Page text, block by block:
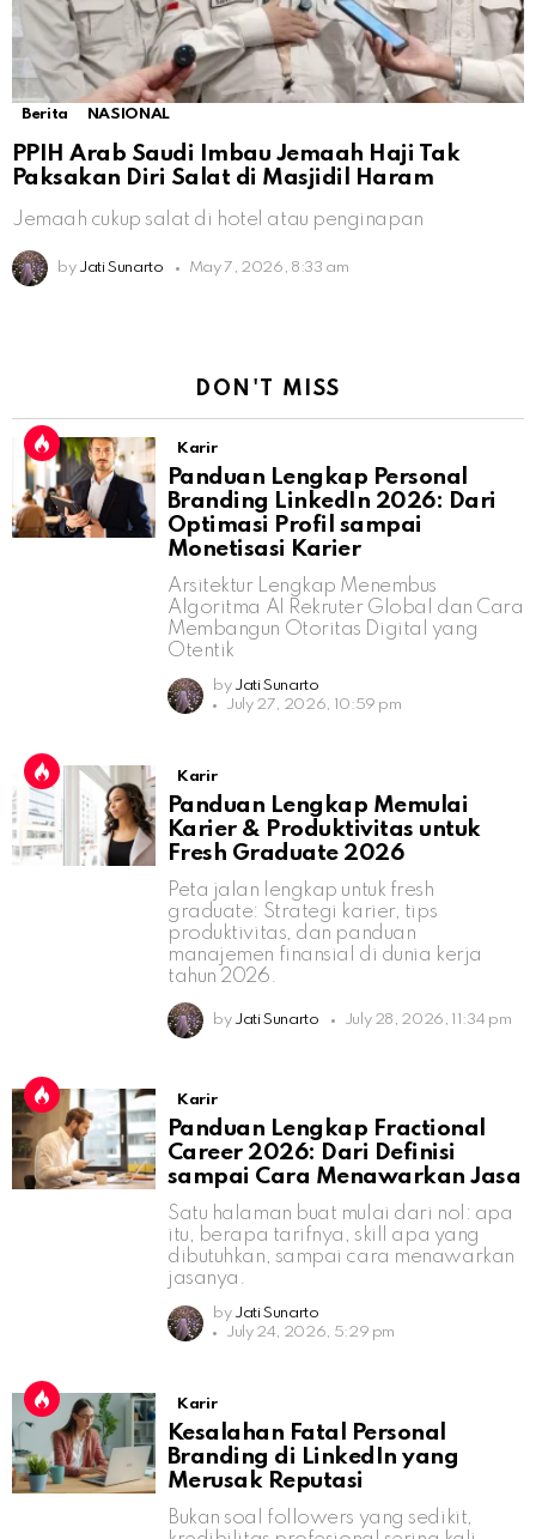
Berita NASIONAL
PPIH Arab Saudi Imbau Jemaah Haji Tak
Paksakan Diri Salat di Masjidil Haram
Jemaah cukup salat di hotel atau penginapan
by Jati Sunarto May 7, 2026, 8:33 am
DON'T MISS
Karir
Panduan Lengkap Personal
Branding LinkedIn 2026: Dari
Optimasi Profil sampai
Monetisasi Karier
Arsitektur Lengkap Menembus
Algoritma AI Rekruter Global dan Cara
Membangun Otoritas Digital yang
Otentik
by Jati Sunarto
July 27, 2026, 10:59 pm
Karir
Panduan Lengkap Memulai
Karier & Produktivitas untuk
Fresh Graduate 2026
Peta jalan lengkap untuk fresh
graduate: Strategi karier, tips
produktivitas, dan panduan
manajemen finansial di dunia kerja
tahun 2026.
by Jati Sunarto July 28, 2026, 11:34 pm
Karir
Panduan Lengkap Fractional
Career 2026: Dari Definisi
sampai Cara Menawarkan Jasa
Satu halaman buat mulai dari nol: apa
itu, berapa tarifnya, skill apa yang
dibutuhkan, sampai cara menawarkan
jasanya.
by Jati Sunarto
July 24, 2026, 5:29 pm
Karir
Kesalahan Fatal Personal
Branding di LinkedIn yang
Merusak Reputasi
Bukan soal followers yang sedikit,